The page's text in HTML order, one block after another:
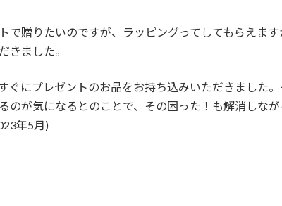
で贈りたいのですが、ラッピングってしてもらえます
きました。
ぐにプレゼントのお品をお持ち込みいただきました
のが気になるとのことで、その困った！も解消しな
年5月)